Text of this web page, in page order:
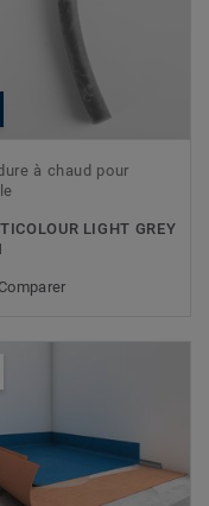
à chaud pour
LIGHT GREY
Comparer